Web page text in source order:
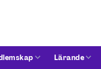
Lärande